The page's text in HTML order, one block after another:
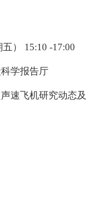
） 15:10 -17:00
学报告厅
速飞机研究动态及